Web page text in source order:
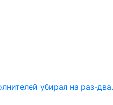
убирал на раз-два.